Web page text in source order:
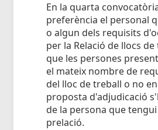
En la quarta
preferència el personal
o algun dels requisits
per la Relació de llocs de
que les persones
el mateix nombre de
del lloc de treball o no
proposta d'adjudicació
de la persona que
prelació.